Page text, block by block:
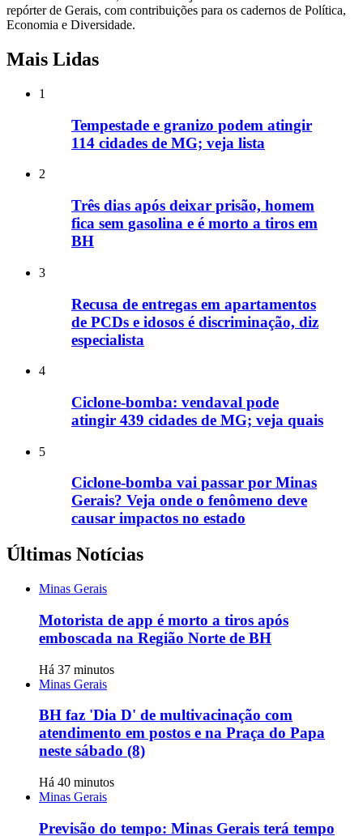
repórter de Gerais, com contribuições para os cadernos de Política,
Economia e Diversidade.
Mais Lidas
1
Tempestade e granizo podem atingir
114 cidades de MG; veja lista
2
Três dias após deixar prisão, homem
fica sem gasolina e é morto a tiros em
BH
3
Recusa de entregas em apartamentos
de PCDs e idosos é discriminação, diz
especialista
4
Ciclone-bomba: vendaval pode
atingir 439 cidades de MG; veja quais
5
Ciclone-bomba vai passar por Minas
Gerais? Veja onde o fenômeno deve
causar impactos no estado
Últimas Notícias
Minas Gerais
Motorista de app é morto a tiros após
emboscada na Região Norte de BH
Há 37 minutos
Minas Gerais
BH faz 'Dia D' de multivacinação com
atendimento em postos e na Praça do Papa
neste sábado (8)
Há 40 minutos
Minas Gerais
Previsão do tempo: Minas Gerais terá tempo